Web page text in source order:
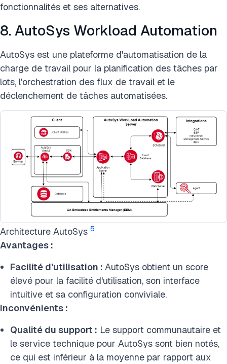
fonctionnalités et ses alternatives.
8. AutoSys Workload Automation
AutoSys est une plateforme d'automatisation de la
charge de travail pour la planification des tâches par
lots, l'orchestration des flux de travail et le
déclenchement de tâches automatisées.
Architecture AutoSys 5
Avantages :
Facilité d'utilisation : AutoSys obtient un score
élevé pour la facilité d'utilisation, son interface
intuitive et sa configuration conviviale.
Inconvénients :
Qualité du support : Le support communautaire et
le service technique pour AutoSys sont bien notés,
ce qui est inférieur à la moyenne par rapport aux